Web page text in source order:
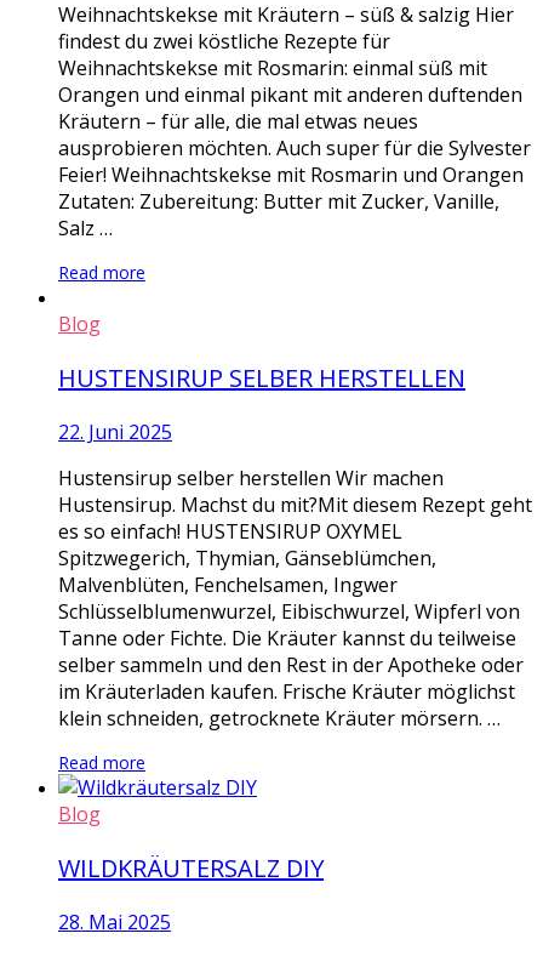
Weihnachtskekse mit Kräutern – süß & salzig Hier
findest du zwei köstliche Rezepte für
Weihnachtskekse mit Rosmarin: einmal süß mit
Orangen und einmal pikant mit anderen duftenden
Kräutern – für alle, die mal etwas neues
ausprobieren möchten. Auch super für die Sylvester
Feier! Weihnachtskekse mit Rosmarin und Orangen
Zutaten: Zubereitung: Butter mit Zucker, Vanille,
Salz …
Read more
Blog
HUSTENSIRUP SELBER HERSTELLEN
22. Juni 2025
Hustensirup selber herstellen Wir machen
Hustensirup. Machst du mit?Mit diesem Rezept geht
es so einfach! HUSTENSIRUP OXYMEL
Spitzwegerich, Thymian, Gänseblümchen,
Malvenblüten, Fenchelsamen, Ingwer
Schlüsselblumenwurzel, Eibischwurzel, Wipferl von
Tanne oder Fichte. Die Kräuter kannst du teilweise
selber sammeln und den Rest in der Apotheke oder
im Kräuterladen kaufen. Frische Kräuter möglichst
klein schneiden, getrocknete Kräuter mörsern. …
Read more
Blog
WILDKRÄUTERSALZ DIY
28. Mai 2025